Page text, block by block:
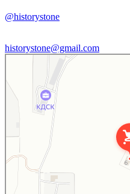
@historystone
historystone@gmail.com
History stone
Изделия из камня в Республике Крым